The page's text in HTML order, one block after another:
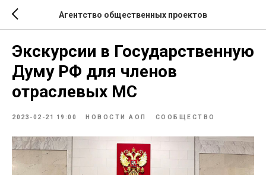
Агентство общественных проектов
Экскурсии в Государственную
Думу РФ для членов
отраслевых МС
2023-02-21 19:00 НОВОСТИ АОП СООБЩЕСТВО